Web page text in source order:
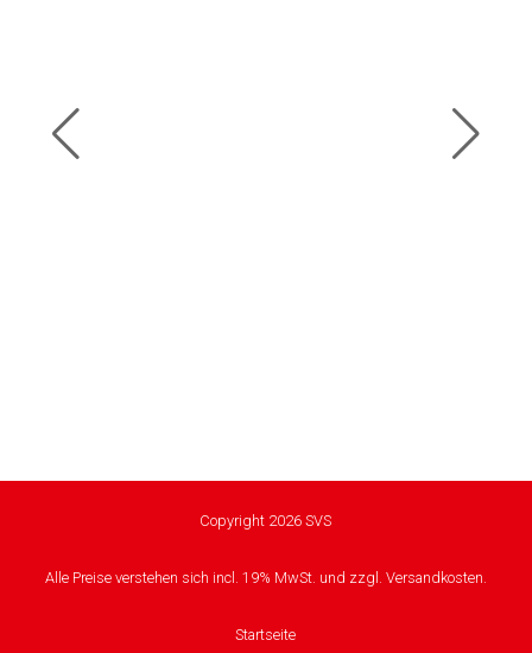
Copyright 2026 SVS
Alle Preise verstehen sich incl. 19% MwSt. und zzgl. Versandkosten.
Startseite